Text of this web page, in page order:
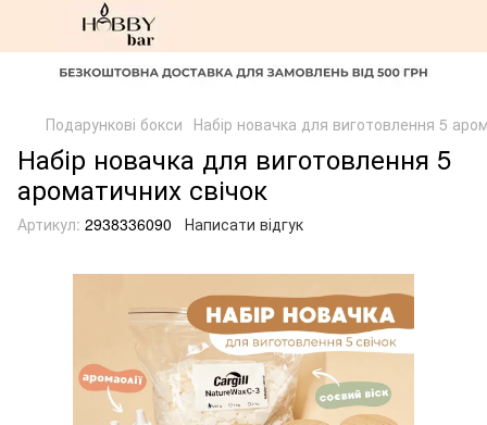
Подарункові бокси Набір новачка для виготовлення 5
Набір новачка для виготовлення 5
ароматичних свічок
Артикул: 2938336090 Написати відгук